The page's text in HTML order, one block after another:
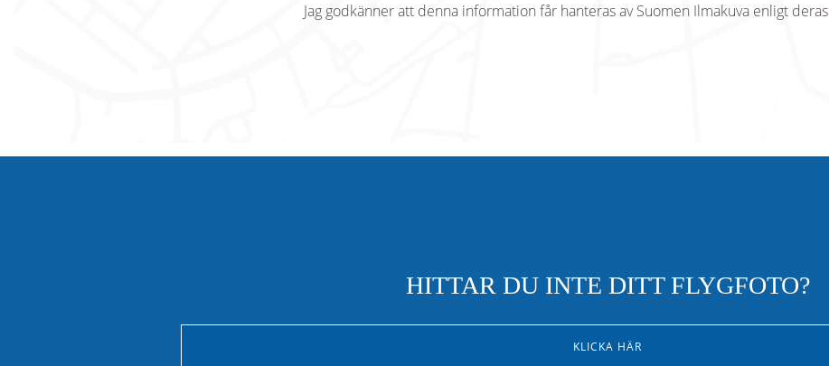
Jag godkänner att denna information får hanteras av Suomen Ilmakuva enligt deras
HITTAR DU INTE DITT FLYGFOTO?
KLICKA HÄR